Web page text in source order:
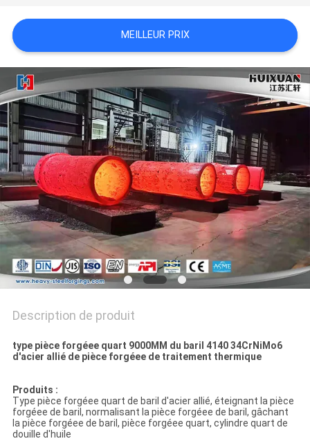
MEILLEUR PRIX
Description de produit
type pièce forgéee quart 9000MM du baril 4140 34CrNiMo6
d'acier allié de pièce forgéee de traitement thermique
Produits :
Type pièce forgéee quart de baril d'acier allié, éteignant la pièce
forgéee de baril, normalisant la pièce forgéee de baril, gâchant
la pièce forgéee de baril, pièce forgéee quart, cylindre quart de
douille d'huile